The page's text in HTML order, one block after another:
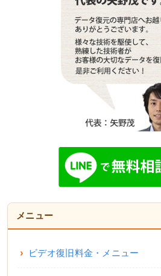
メニュー
ビデオ復旧料金・メニュー